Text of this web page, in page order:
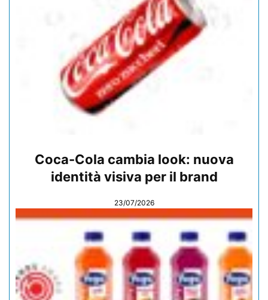
Coca-Cola cambia look: nuova
identità visiva per il brand
23/07/2026